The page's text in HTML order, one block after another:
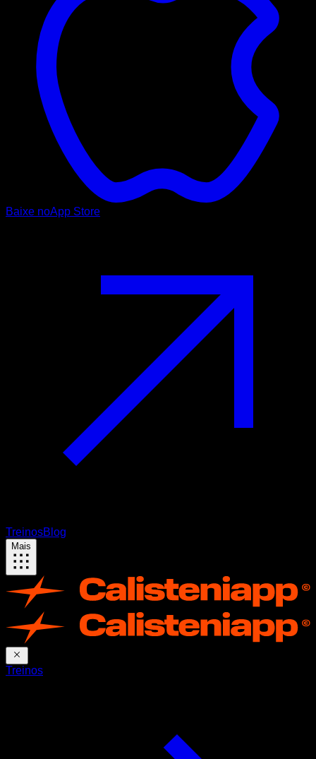
Baixe noApp Store
TreinosBlog
Mais
Treinos